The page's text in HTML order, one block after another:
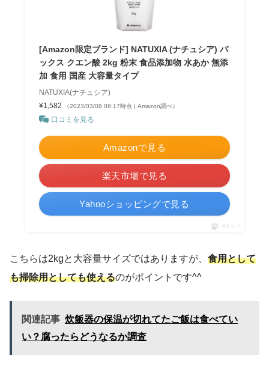
[Amazon限定ブランド] NATUXIA (ナチュシア) パ
ックス クエン酸 2kg 粉末 食品添加物 水あか 無添
加 食用 国産 大容量タイプ
NATUXIA(ナチュシア)
¥1,582
（2023/03/08 08:17時点 | Amazon調べ）
口コミを見る
Amazonで見る
楽天市場で見る
Yahooショッピングで見る
ポチップ
こちらは2kgと大容量サイズではありますが、 食用として
も掃除用としても使えるのがポイントです^^
関連記事 炊飯器の保温が切れてたご飯は食べてい
い？腐ったらどうなるか調査